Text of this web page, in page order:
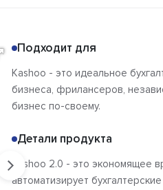
Подходит для
Kashoo - это идеальное
бизнеса, фрилансеров,
бизнес по-своему.
Детали продукта
Kashoo 2.0 - это экономящее
автоматизирует